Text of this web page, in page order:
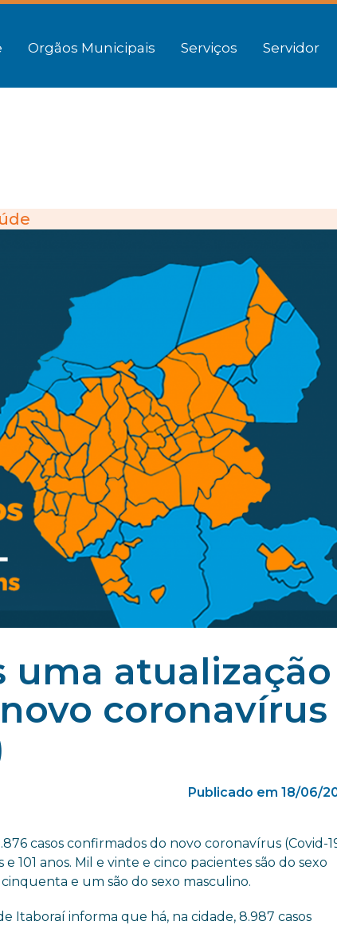
Orgãos Municipais Serviços Servidor
uma atualização
coronavírus
Publicado em 18/06/
casos confirmados do novo coronavírus (Covid-
101 anos. Mil e vinte e cinco pacientes são do sexo
e um são do sexo masculino.
Itaboraí informa que há, na cidade, 8.987 casos